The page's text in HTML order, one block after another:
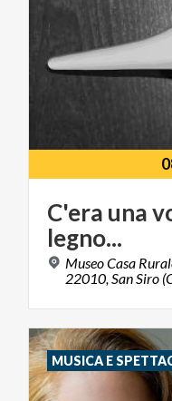
C'era una
legno...
Museo Casa
22010, San Siro
MUSICA E